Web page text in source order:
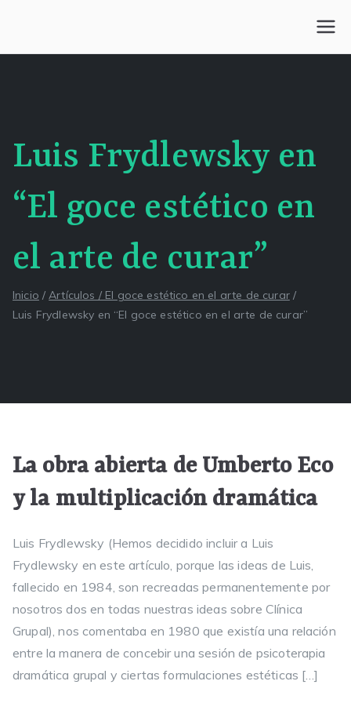
contenido
Centro Kesselman
Luis Frydlewsky en
“El goce estético en
el arte de curar”
Inicio
Artículos / El goce estético en el arte de curar
Luis Frydlewsky en “El goce estético en el arte de curar”
La obra abierta de Umberto Eco
y la multiplicación dramática
Luis Frydlewsky (Hemos decidido incluir a Luis
Frydlewsky en este artículo, porque las ideas de Luis,
fallecido en 1984, son recreadas permanentemente por
nosotros dos en todas nuestras ideas sobre Clínica
Grupal), nos comentaba en 1980 que existía una relación
entre la manera de concebir una sesión de psicoterapia
dramática grupal y ciertas formulaciones estéticas […]